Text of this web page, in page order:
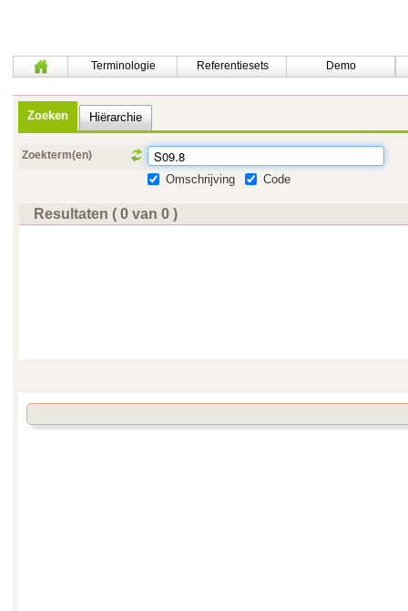
Terminologie Referentiesets Demo
Zoeken Hiërarchie
Zoekterm(en)
Omschrijving Code
Resultaten ( 0 van 0 )